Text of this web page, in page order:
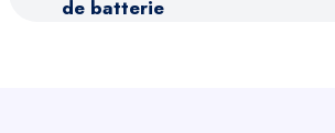
de batterie